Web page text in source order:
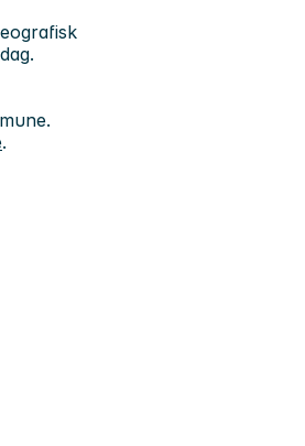
.